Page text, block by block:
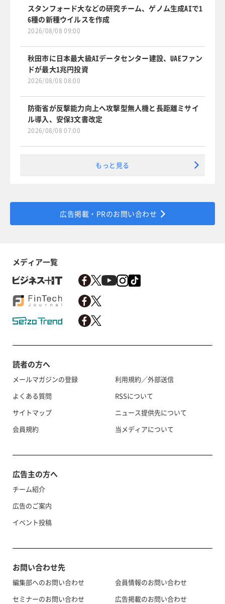
スタンフォード大などの研究チーム、ゲノム生成AIで1
6種の新種ウイルスを作成
2026/08/08 09:00
秋田市に日本最大級AIデータセンター建設、UAEファン
ドが最大1兆円投資
2026/08/08 08:00
防衛省が反撃能力向上へ攻撃型無人機と長距離ミサイ
ル導入、安保3文書改定
2026/08/08 07:00
もっと見る
広告掲載・PRのお問い合わせ
メディア一覧
読者の方へ
メールマガジンの登録
よくある質問
サイトマップ
会員規約
利用規約／外部送信
RSSについて
ニュース提供先について
当メディアについて
広告主の方へ
チーム紹介
広告のご案内
イベント投稿
お問い合わせ先
編集部へのお問い合わせ
セミナーのお問い合わせ
会員情報のお問い合わせ
広告掲載のお問い合わせ